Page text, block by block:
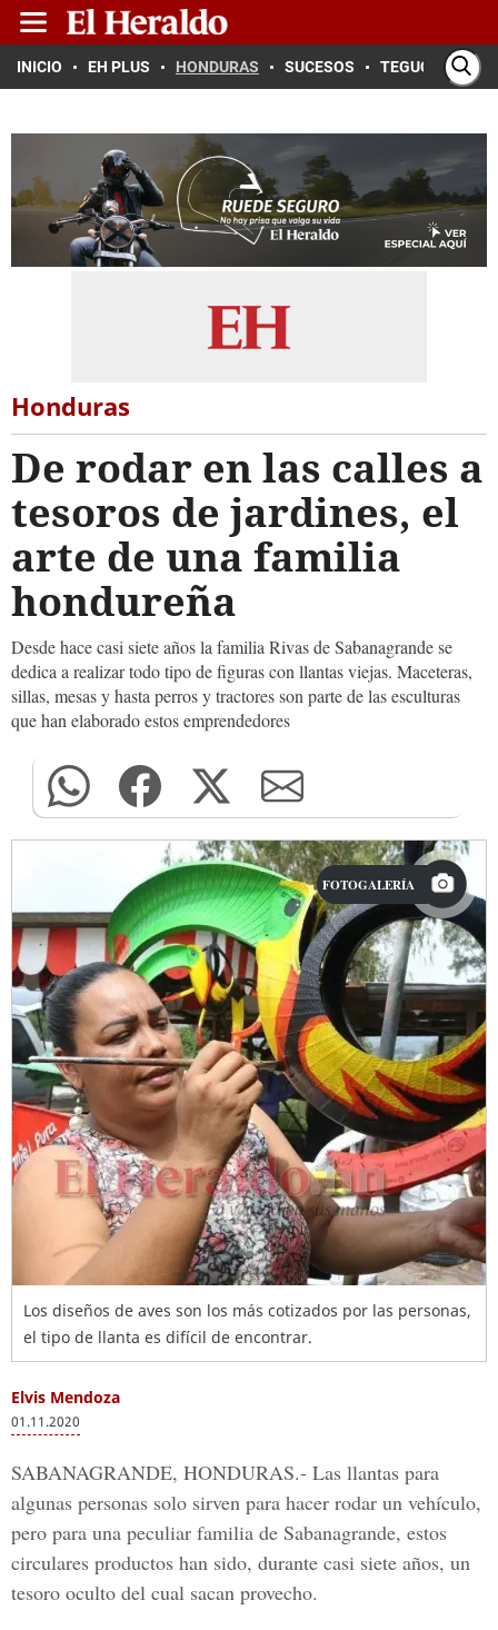
INICIO EH PLUS HONDURAS SUCESOS TEGUCIGALPA
Honduras
De rodar en las calles a
tesoros de jardines, el
arte de una familia
hondureña
Desde hace casi siete años la familia Rivas de Sabanagrande se
dedica a realizar todo tipo de figuras con llantas viejas. Maceteras,
sillas, mesas y hasta perros y tractores son parte de las esculturas
que han elaborado estos emprendedores
FOTOGALERÍA
Los diseños de aves son los más cotizados por las personas,
el tipo de llanta es difícil de encontrar.
Elvis Mendoza
01.11.2020
SABANAGRANDE, HONDURAS.- Las llantas para
algunas personas solo sirven para hacer rodar un vehículo,
pero para una peculiar familia de Sabanagrande, estos
circulares productos han sido, durante casi siete años, un
tesoro oculto del cual sacan provecho.